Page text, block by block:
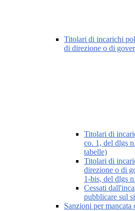
Titolari di incarichi
di direzione o di
Titolari di
co. 1, del dlgs
tabelle)
Titolari di
direzione o di
1-bis, del dlgs
Cessati
pubblicare sul
Sanzioni per